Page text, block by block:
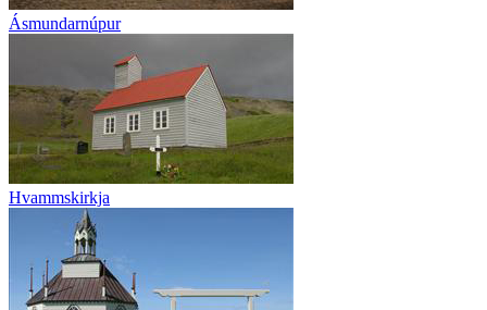
Ásmundarnúpur
Hvammskirkja